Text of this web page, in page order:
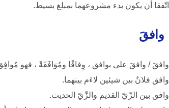
اتّفقا أن يكون بدء مشروعهما بمبلغ بسيط.
وافقَ
وافقَ / وافقَ على يوافق ، وِفاقًا ومُوَافَقَةً ، فهو
وافق فلانٌ بين شيئين لاءَم بينهما.
وافق بين الزّيّ القديم والزِّيّ الحديث.